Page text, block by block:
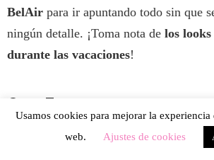
BelAir para ir apuntando todo sin que
ningún detalle. ¡Toma nota de los
durante las vacaciones!
Crop Top
crop topsse presentan como una de
Usamos cookies para mejorar la experiencia
web.
Ajustes de cookies